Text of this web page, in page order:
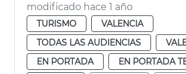
modificado hace 1 año
TURISMO
VALENCIA
TODAS LAS AUDIENCIAS
EN PORTADA
EN PORTADA